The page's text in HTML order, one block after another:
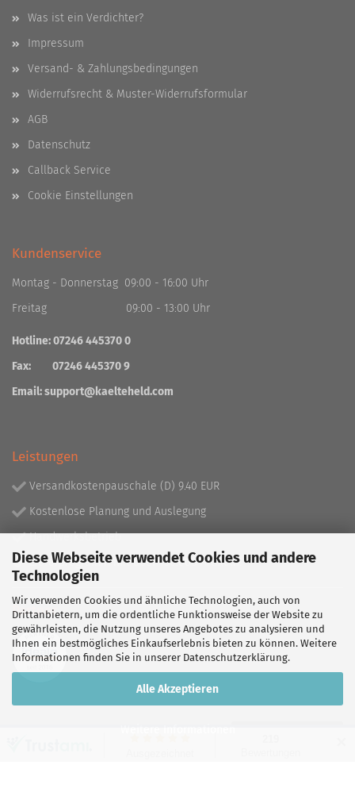
Diese Webseite verwendet Cookies und andere
Technologien
Wir verwenden Cookies und ähnliche Technologien, auch von
Drittanbietern, um die ordentliche Funktionsweise der Website zu
gewährleisten, die Nutzung unseres Angebotes zu analysieren und
Ihnen ein bestmögliches Einkaufserlebnis bieten zu können. Weitere
Informationen finden Sie in unserer Datenschutzerklärung.
Alle Akzeptieren
Was ist ein Verdichter?
Impressum
Versand- & Zahlungsbedingungen
Widerrufsrecht & Muster-Widerrufsformular
AGB
Datenschutz
Callback Service
Cookie Einstellungen
Kundenservice
Montag - Donnerstag 09:00 - 16:00 Uhr
Freitag 09:00 - 13:00 Uhr
Hotline: 07246 445370 0
Fax: 07246 445370 9
Email:support@kaelteheld.com
Leistungen
Versandkostenpauschale (D) 9.40 EUR
Kostenlose Planung und Auslegung
Handwerksbetrieb
Lieferprogramm mit über 130.000 Artikeln!
Partner